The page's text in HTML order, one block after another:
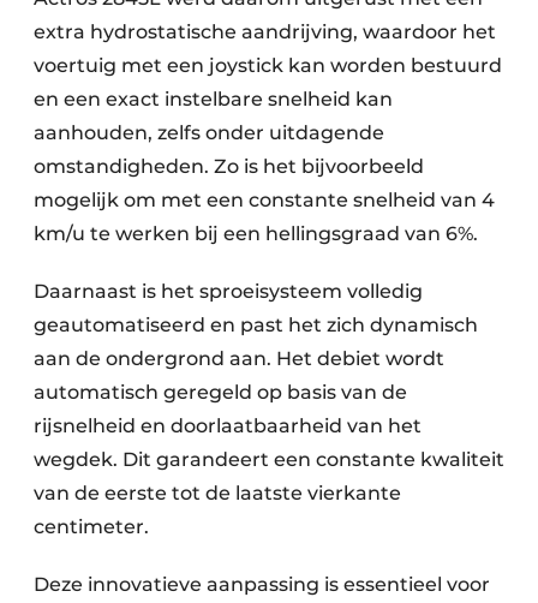
extra hydrostatische aandrijving, waardoor het
voertuig met een joystick kan worden bestuurd
en een exact instelbare snelheid kan
aanhouden, zelfs onder uitdagende
omstandigheden. Zo is het bijvoorbeeld
mogelijk om met een constante snelheid van 4
km/u te werken bij een hellingsgraad van 6%.
Daarnaast is het sproeisysteem volledig
geautomatiseerd en past het zich dynamisch
aan de ondergrond aan. Het debiet wordt
automatisch geregeld op basis van de
rijsnelheid en doorlaatbaarheid van het
wegdek. Dit garandeert een constante kwaliteit
van de eerste tot de laatste vierkante
centimeter.
Deze innovatieve aanpassing is essentieel voor